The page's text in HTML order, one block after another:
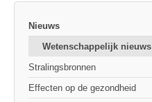
Nieuws
Wetenschappelijk nieuws
Stralingsbronnen
Effecten op de gezondheid